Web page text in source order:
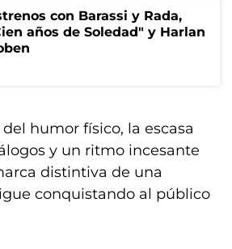
con Barassi y Rada,
años de Soledad" y Harlan
humor físico, la escasa
y un ritmo incesante
distintiva de una
conquistando al público